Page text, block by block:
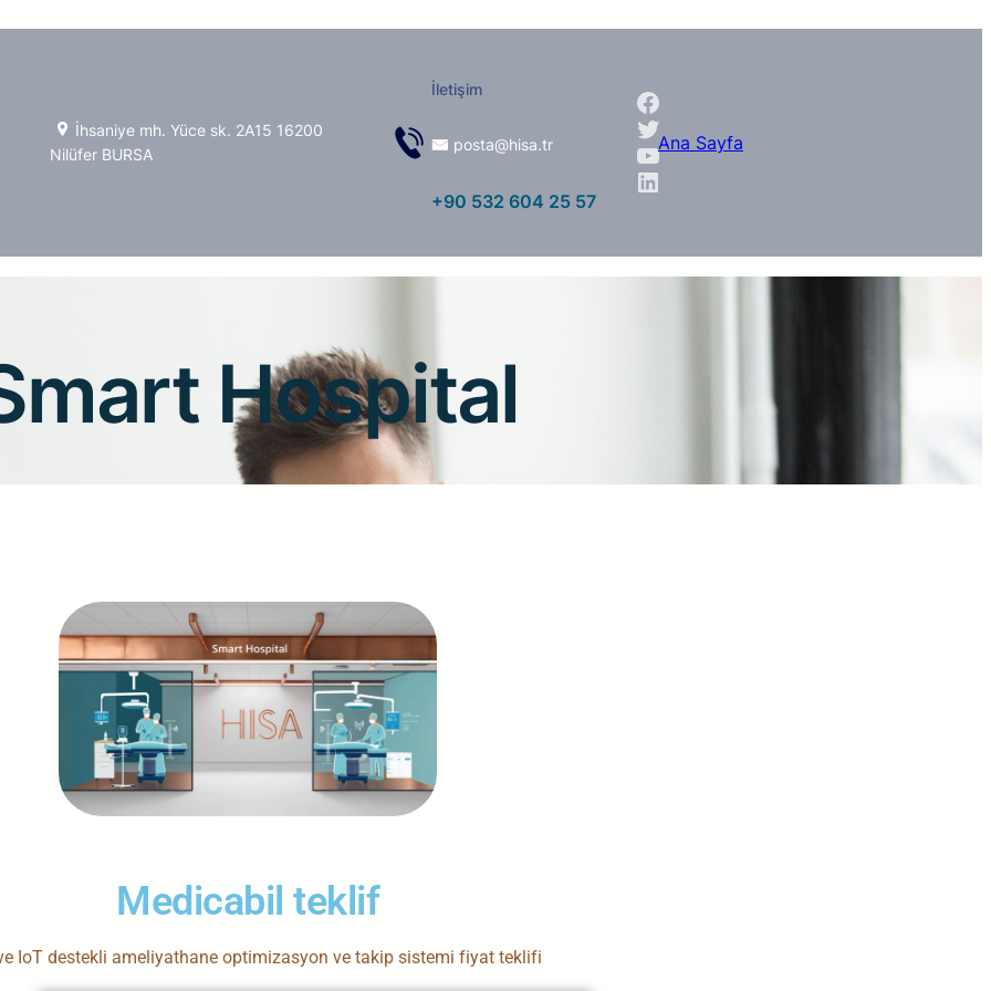
İhsaniye mh. Yüce sk. 2A15 16200
Nilüfer BURSA
İletişim
posta@hisa.tr
+90 532 604 25 57
Ana Sayfa
Hospital
Medicabil teklif
IoT destekli ameliyathane optimizasyon ve takip sistemi fiyat teklifi